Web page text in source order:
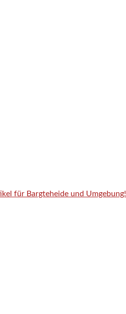
für Bargteheide und Umgebung!